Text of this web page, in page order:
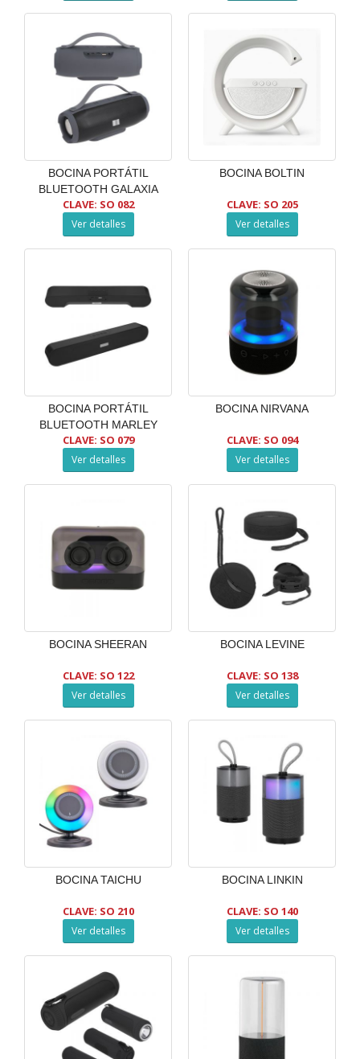
BOCINA PORTÁTIL
BLUETOOTH GALAXIA
CLAVE: SO 082
Ver detalles
BOCINA BOLTIN
CLAVE: SO 205
Ver detalles
BOCINA PORTÁTIL
BLUETOOTH MARLEY
CLAVE: SO 079
Ver detalles
BOCINA NIRVANA
CLAVE: SO 094
Ver detalles
BOCINA SHEERAN
CLAVE: SO 122
Ver detalles
BOCINA LEVINE
CLAVE: SO 138
Ver detalles
BOCINA TAICHU
CLAVE: SO 210
Ver detalles
BOCINA LINKIN
CLAVE: SO 140
Ver detalles